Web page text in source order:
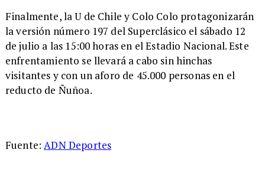
Finalmente, la U de Chile y Colo Colo protagonizarán
la versión número 197 del Superclásico el sábado 12
de julio a las 15:00 horas en el Estadio Nacional. Este
enfrentamiento se llevará a cabo sin hinchas
visitantes y con un aforo de 45.000 personas en el
reducto de Ñuñoa.
Fuente:ADN Deportes